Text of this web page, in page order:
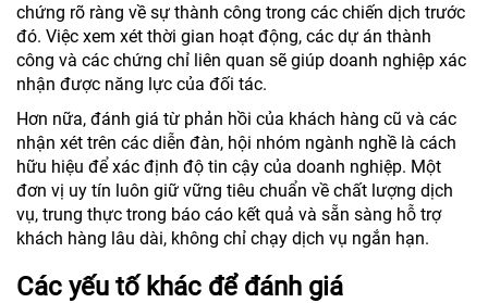
chứng rõ ràng về sự thành công trong các chiến dịch trước
đó. Việc xem xét thời gian hoạt động, các dự án thành
công và các chứng chỉ liên quan sẽ giúp doanh nghiệp xác
nhận được năng lực của đối tác.
Hơn nữa, đánh giá từ phản hồi của khách hàng cũ và các
nhận xét trên các diễn đàn, hội nhóm ngành nghề là cách
hữu hiệu để xác định độ tin cậy của doanh nghiệp. Một
đơn vị uy tín luôn giữ vững tiêu chuẩn về chất lượng dịch
vụ, trung thực trong báo cáo kết quả và sẵn sàng hỗ trợ
khách hàng lâu dài, không chỉ chạy dịch vụ ngắn hạn.
Các yếu tố khác để đánh giá